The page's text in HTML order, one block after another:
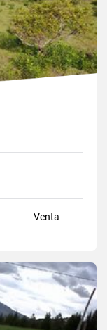
Venta